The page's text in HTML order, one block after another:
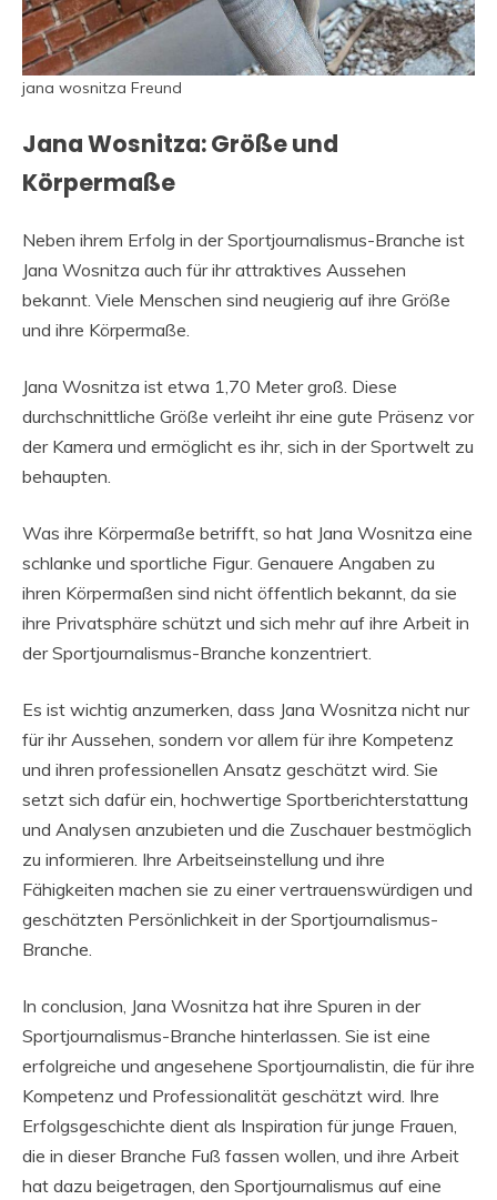
jana wosnitza Freund
Jana Wosnitza: Größe und
Körpermaße
Neben ihrem Erfolg in der Sportjournalismus-Branche ist
Jana Wosnitza auch für ihr attraktives Aussehen
bekannt. Viele Menschen sind neugierig auf ihre Größe
und ihre Körpermaße.
Jana Wosnitza ist etwa 1,70 Meter groß. Diese
durchschnittliche Größe verleiht ihr eine gute Präsenz vor
der Kamera und ermöglicht es ihr, sich in der Sportwelt zu
behaupten.
Was ihre Körpermaße betrifft, so hat Jana Wosnitza eine
schlanke und sportliche Figur. Genauere Angaben zu
ihren Körpermaßen sind nicht öffentlich bekannt, da sie
ihre Privatsphäre schützt und sich mehr auf ihre Arbeit in
der Sportjournalismus-Branche konzentriert.
Es ist wichtig anzumerken, dass Jana Wosnitza nicht nur
für ihr Aussehen, sondern vor allem für ihre Kompetenz
und ihren professionellen Ansatz geschätzt wird. Sie
setzt sich dafür ein, hochwertige Sportberichterstattung
und Analysen anzubieten und die Zuschauer bestmöglich
zu informieren. Ihre Arbeitseinstellung und ihre
Fähigkeiten machen sie zu einer vertrauenswürdigen und
geschätzten Persönlichkeit in der Sportjournalismus-
Branche.
In conclusion, Jana Wosnitza hat ihre Spuren in der
Sportjournalismus-Branche hinterlassen. Sie ist eine
erfolgreiche und angesehene Sportjournalistin, die für ihre
Kompetenz und Professionalität geschätzt wird. Ihre
Erfolgsgeschichte dient als Inspiration für junge Frauen,
die in dieser Branche Fuß fassen wollen, und ihre Arbeit
hat dazu beigetragen, den Sportjournalismus auf eine